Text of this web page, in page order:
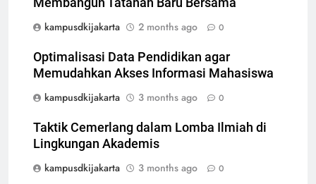
Membangun Tatanan Baru Bersama
kampusdkijakarta
2 months ago 0
Optimalisasi Data Pendidikan agar
Memudahkan Akses Informasi Mahasiswa
kampusdkijakarta
3 months ago 0
Taktik Cemerlang dalam Lomba Ilmiah di
Lingkungan Akademis
kampusdkijakarta
3 months ago 0